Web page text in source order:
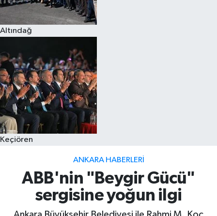
Altındağ
Keçiören
ANKARA HABERLERI
ABB'nin "Beygir Gücü"
sergisine yoğun ilgi